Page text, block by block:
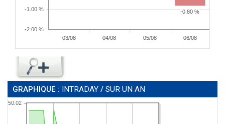
GRAPHIQUE : INTRADAY / SUR UN AN
50.02